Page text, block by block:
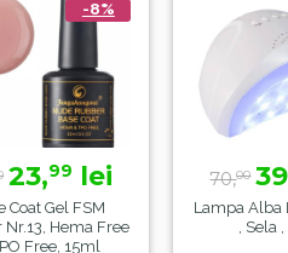
70,00 lei
Lampa Alba Led SunOne
, Sela , 48 W